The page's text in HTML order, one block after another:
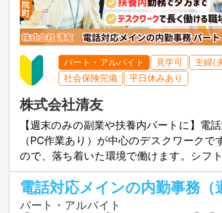
パート・アルバイト 見学可
主婦(
社会保険完備
平日休みあり
株式会社清友
【週末のみの副業や扶養内パートに】電
（PC作業あり）が中心のデスクワークで
ので、落ち着いた環境で働けます。シフ
すいので、子育て中やＷワークの方にも
よ！
電話対応メインの内勤事務（
パート・アルバイト